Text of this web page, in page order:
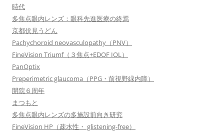
時代
多焦点眼内レンズ：眼科先進医療の終焉
京都伏見うどん
Pachychoroid neovasculopathy（PNV）
FineVision Triumf（３焦点+EDOF IOL）
PanOptix
Preperimetric glaucoma（PPG・前視野緑内障）
開院６周年
まつもと
多焦点眼内レンズの多施設前向き研究
FineVision HP（疎水性・ glistening-free）